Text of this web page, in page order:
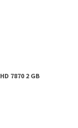
7870 2 GB